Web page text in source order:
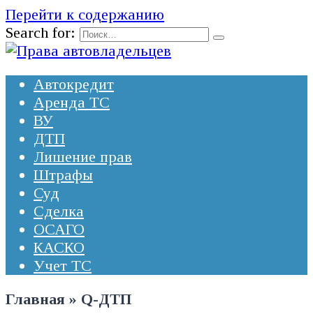
Перейти к содержанию
Search for:
Автокредит
Аренда ТС
ВУ
ДТП
Лишение прав
Штрафы
Суд
Сделка
ОСАГО
КАСКО
Учет ТС
Главная » Q-ДТП